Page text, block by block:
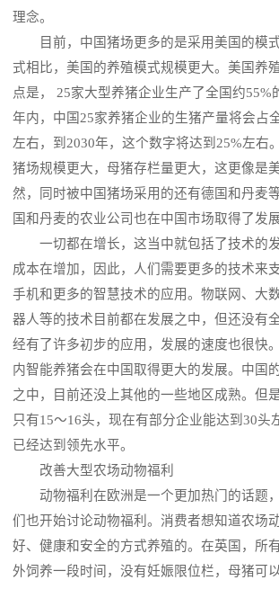
理念。
目前，中国猪场更多的是采用美国的模
式相比，美国的养殖模式规模更大。美国养
点是， 25家大型养猪企业生产了全国约55%
年内，中国25家养猪企业的生猪产量将会占
左右，到2030年，这个数字将达到25%左右
猪场规模更大，母猪存栏量更大，这更像是
然，同时被中国猪场采用的还有德国和丹麦
国和丹麦的农业公司也在中国市场取得了发展
一切都在增长，这当中就包括了技术的
成本在增加，因此，人们需要更多的技术来
手机和更多的智慧技术的应用。物联网、大
器人等的技术目前都在发展之中，但还没有
经有了许多初步的应用，发展的速度也很快
内智能养猪会在中国取得更大的发展。中国
之中，目前还没上其他的一些地区成熟。但
只有15～16头，现在有部分企业能达到30头
已经达到领先水平。
改善大型农场动物福利
动物福利在欧洲是一个更加热门的话题，
们也开始讨论动物福利。消费者想知道农场
好、健康和安全的方式养殖的。在英国，所
外饲养一段时间，没有妊娠限位栏，母猪可